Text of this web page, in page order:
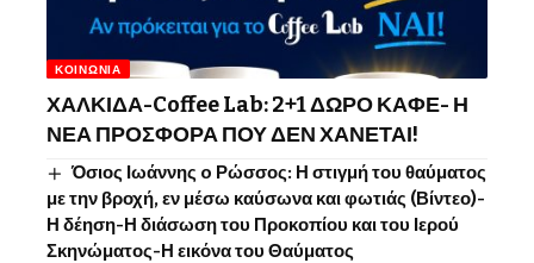
ΚΟΙΝΩΝΊΑ
ΧΑΛΚΙΔΑ-Coffee Lab: 2+1 ΔΩΡΟ ΚΑΦΕ- Η
ΝΕΑ ΠΡΟΣΦΟΡΑ ΠΟΥ ΔΕΝ ΧΑΝΕΤΑΙ!
Όσιος Ιωάννης o Ρώσσος: Η στιγμή του θαύματος
με την βροχή, εν μέσω καύσωνα και φωτιάς (Βίντεο)-
Η δέηση-Η διάσωση του Προκοπίου και του Ιερού
Σκηνώματος-Η εικόνα του Θαύματος